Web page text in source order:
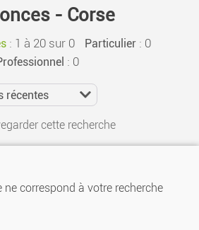
- Corse
: 1 à 20 sur 0 Particulier: 0
: 0
cette recherche
ne correspond à votre recherche